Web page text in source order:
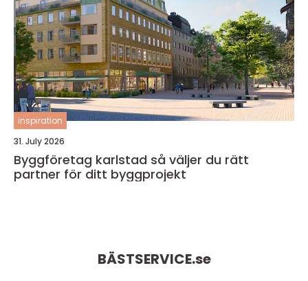
inspiration
31. July 2026
Byggföretag karlstad så väljer du rätt
partner för ditt byggprojekt
BÄSTSERVICE.se